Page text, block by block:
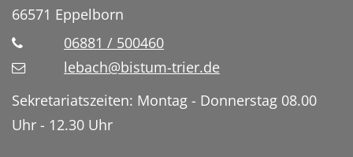
66571 Eppelborn
06881 / 500460
lebach@bistum-trier.de
Sekretariatszeiten: Montag - Donnerstag 08.00
Uhr - 12.30 Uhr